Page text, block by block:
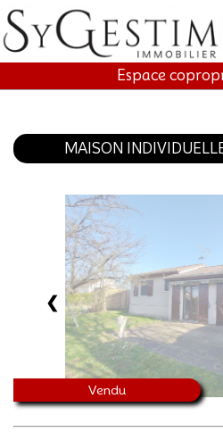
Espace
MAISON
❮
Vendu